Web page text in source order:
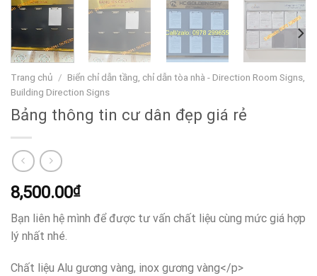
Trang chủ / Biển chỉ dẫn tầng, chỉ dẫn tòa nhà - Direction Room Signs,
Building Direction Signs
Bảng thông tin cư dân đẹp giá rẻ
8,500.00₫
Bạn liên hệ mình để được tư vấn chất liệu cùng mức giá hợp
lý nhất nhé.
Chất liệu Alu gương vàng, inox gương vàng</p>